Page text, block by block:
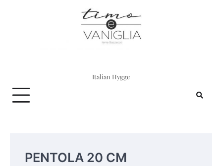
Italian Hygge
PENTOLA 20 CM